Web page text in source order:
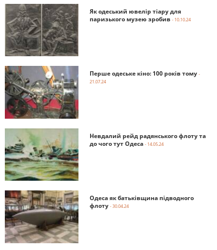
Як одеський ювелір тіару для
паризького музею зробив - 10.10.24
Перше одеське кіно: 100 років тому -
21.07.24
Невдалий рейд радянського флоту та
до чого тут Одеса - 14.05.24
Одеса як батьківщина підводного
флоту - 30.04.24